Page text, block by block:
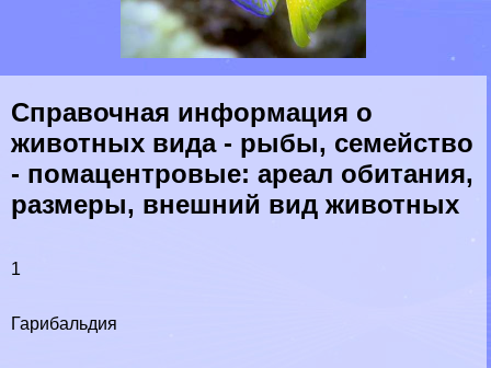
Справочная информация о
животных вида - рыбы, семейство
- помацентровые: ареал обитания,
размеры, внешний вид животных
1
Гарибальдия